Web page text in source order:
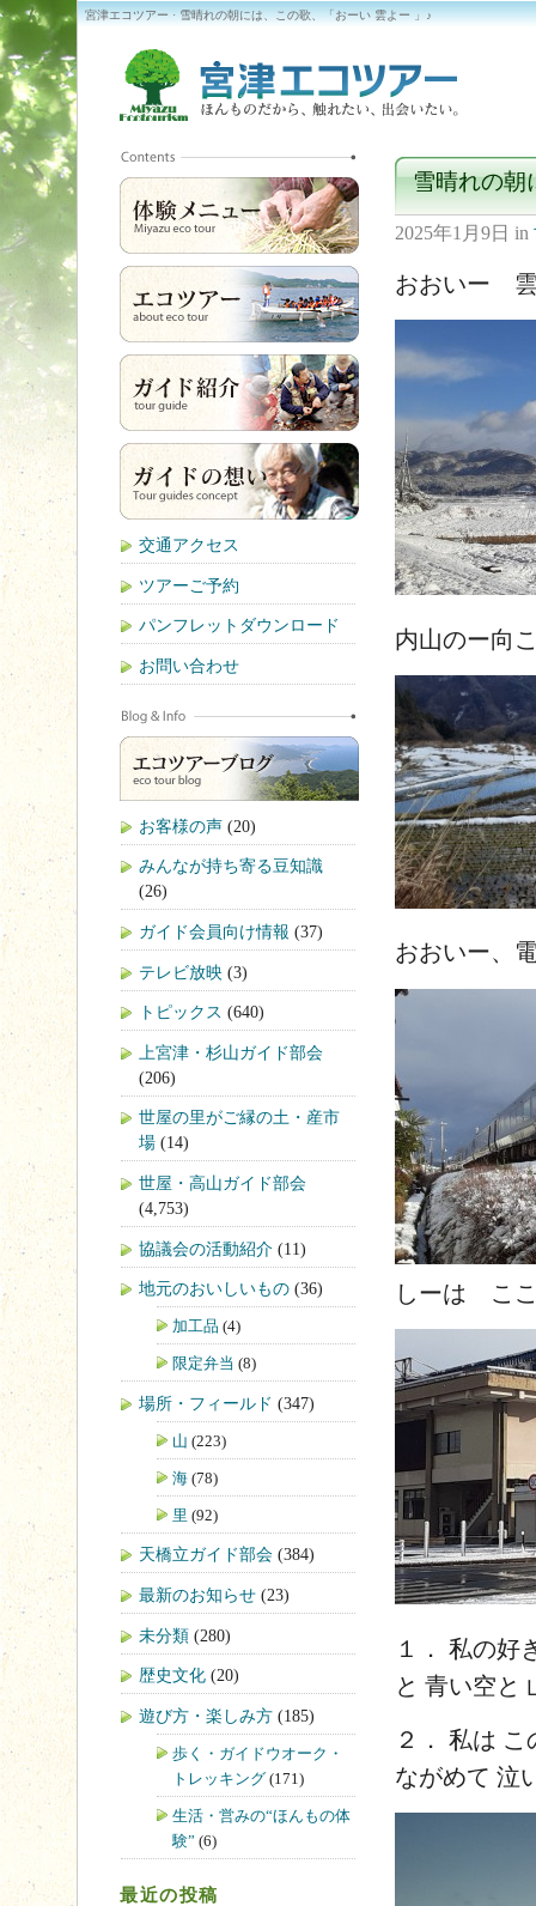
宮津エコツアー · 雪晴れの朝には、この歌、「おーい 雲よー 」♪
雪晴れの朝
2025年1月9日 in
おおいー
内山のー向
おおいー、
しーは こ
１． 私の好
と 青い空と
２． 私は
ながめて 泣
交通アクセス
ツアーご予約
パンフレットダウンロード
お問い合わせ
お客様の声 (20)
みんなが持ち寄る豆知識
(26)
ガイド会員向け情報 (37)
テレビ放映 (3)
トピックス (640)
上宮津・杉山ガイド部会
(206)
世屋の里がご縁の土・産市
場 (14)
世屋・高山ガイド部会
(4,753)
協議会の活動紹介 (11)
地元のおいしいもの (36)
加工品 (4)
限定弁当 (8)
場所・フィールド (347)
山 (223)
海 (78)
里 (92)
天橋立ガイド部会 (384)
最新のお知らせ (23)
未分類 (280)
歴史文化 (20)
遊び方・楽しみ方 (185)
歩く・ガイドウオーク・
トレッキング (171)
生活・営みの“ほんもの体
験” (6)
最近の投稿